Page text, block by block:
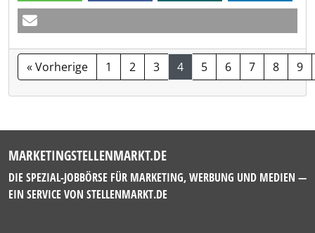
« Vorherige 1 2 3 4 5 6 7 8 9
MARKETINGSTELLENMARKT.DE
DIE SPEZIAL-JOBBÖRSE FÜR MARKETING, WERBUNG UND MEDIEN —
EIN SERVICE VON STELLENMARKT.DE